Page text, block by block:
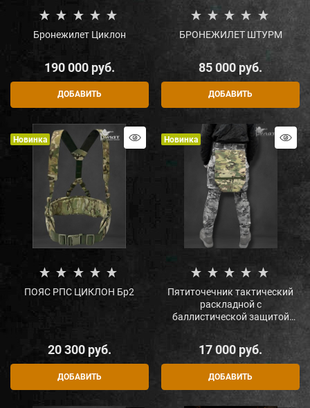
Бронежилет Циклон
190 000 руб.
ДОБАВИТЬ
БРОНЕЖИЛЕТ ШТУРМ
85 000 руб.
ДОБАВИТЬ
Новинка
ПОЯС РПС ЦИКЛОН Бр2
20 300 руб.
ДОБАВИТЬ
Новинка
Пятиточечник тактический
раскладной с
баллистической защитой
17 000 руб.
ДОБАВИТЬ